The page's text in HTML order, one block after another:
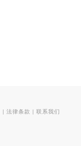
| 法律条款 | 联系我们